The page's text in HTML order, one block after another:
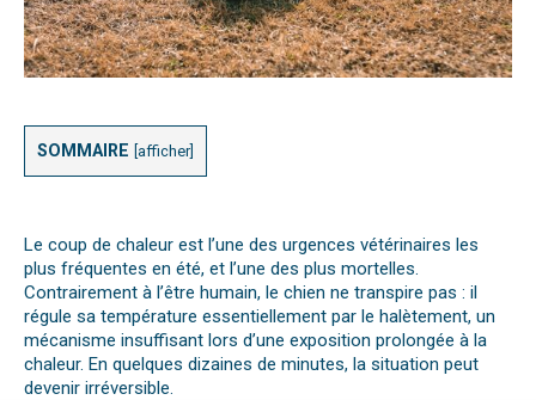
SOMMAIRE afficher
Le coup de chaleur est l’une des urgences vétérinaires les
plus fréquentes en été, et l’une des plus mortelles.
Contrairement à l’être humain, le chien ne transpire pas : il
régule sa température essentiellement par le halètement, un
mécanisme insuffisant lors d’une exposition prolongée à la
chaleur. En quelques dizaines de minutes, la situation peut
devenir irréversible.